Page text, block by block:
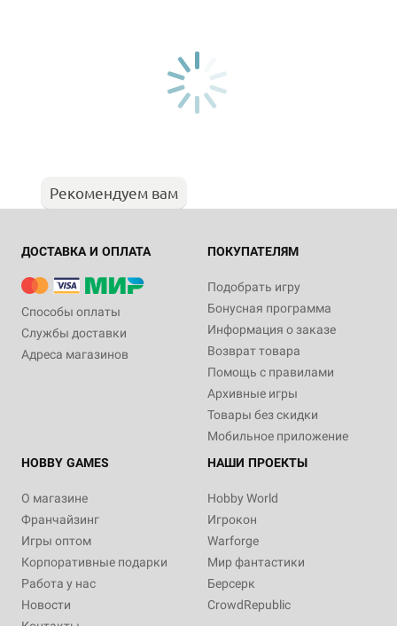
Рекомендуем вам
ДОСТАВКА И ОПЛАТА
Способы оплаты
Службы доставки
Адреса магазинов
ПОКУПАТЕЛЯМ
Подобрать игру
Бонусная программа
Информация о заказе
Возврат товара
Помощь с правилами
Архивные игры
Товары без скидки
Мобильное приложение
HOBBY GAMES
О магазине
Франчайзинг
Игры оптом
Корпоративные подарки
Работа у нас
Новости
НАШИ ПРОЕКТЫ
Hobby World
Игрокон
Warforge
Мир фантастики
Берсерк
CrowdRepublic